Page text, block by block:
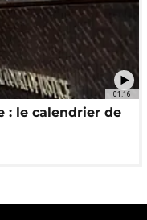
01:16
: le calendrier de